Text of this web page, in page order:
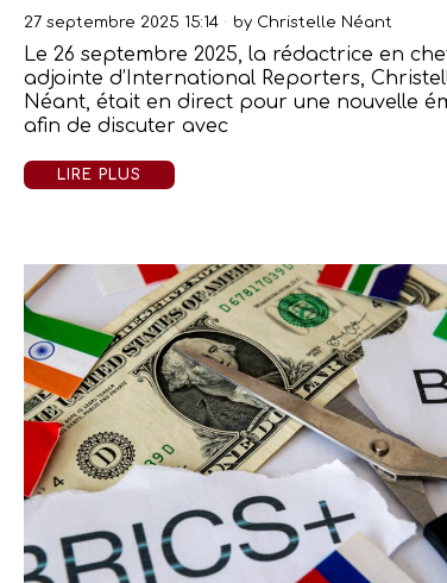
27 septembre 2025 15:14 by Christelle Néant
Le 26 septembre 2025, la rédactrice en
adjointe d’International Reporters,
Néant, était en direct pour une nouvelle
afin de discuter avec
LIRE PLUS